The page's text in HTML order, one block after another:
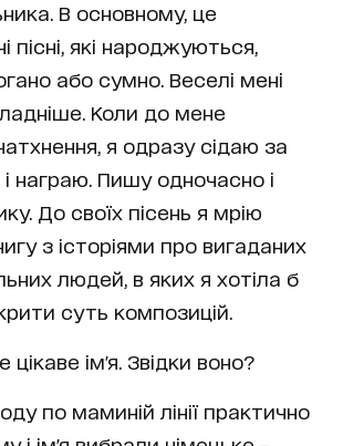
В основному, це
пісні, які народжуються,
або сумно. Веселі мені
Коли до мене
я одразу сідаю за
награю. Пишу одночасно і
До своїх пісень я мрію
з історіями про вигаданих
людей, в яких я хотіла б
суть композицій.
ім'я. Звідки воно?
по маминій лінії практично